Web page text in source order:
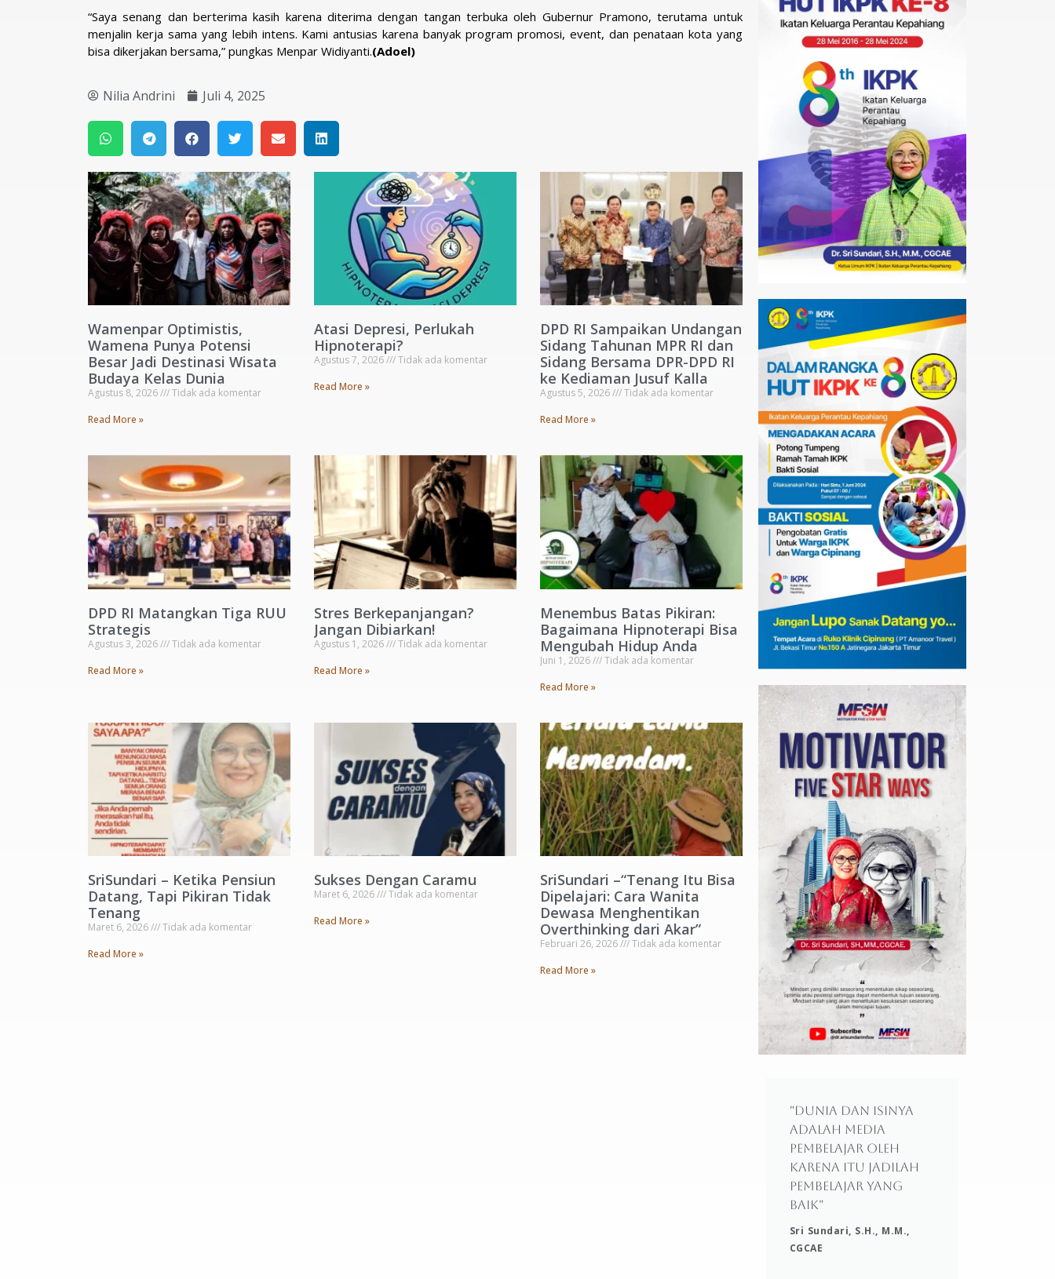
“Saya senang dan berterima kasih karena diterima dengan tangan terbuka oleh Gubernur Pramono, terutama untuk
menjalin kerja sama yang lebih intens. Kami antusias karena banyak program promosi, event, dan penataan kota yang
bisa dikerjakan bersama,” pungkas Menpar Widiyanti.(Adoel)
Nilia Andrini Juli 4, 2025
Wamenpar Optimistis,
Wamena Punya Potensi
Besar Jadi Destinasi Wisata
Budaya Kelas Dunia
Agustus 8, 2026
Tidak ada komentar
Read More »
Atasi Depresi, Perlukah
Hipnoterapi?
Agustus 7, 2026
Tidak ada komentar
Read More »
DPD RI Sampaikan Undangan
Sidang Tahunan MPR RI dan
Sidang Bersama DPR-DPD RI
ke Kediaman Jusuf Kalla
Agustus 5, 2026
Tidak ada komentar
Read More »
DPD RI Matangkan Tiga RUU
Strategis
Agustus 3, 2026
Tidak ada komentar
Read More »
Stres Berkepanjangan?
Jangan Dibiarkan!
Agustus 1, 2026
Tidak ada komentar
Read More »
Menembus Batas Pikiran:
Bagaimana Hipnoterapi Bisa
Mengubah Hidup Anda
Juni 1, 2026
Tidak ada komentar
Read More »
SriSundari – Ketika Pensiun
Datang, Tapi Pikiran Tidak
Tenang
Maret 6, 2026
Tidak ada komentar
Read More »
Sukses Dengan Caramu
Maret 6, 2026
Tidak ada komentar
Read More »
SriSundari –“Tenang Itu Bisa
Dipelajari: Cara Wanita
Dewasa Menghentikan
Overthinking dari Akar”
Februari 26, 2026
Tidak ada komentar
Read More »
"Dunia dan isinya
adalah media
pembelajar oleh
karena itu jadilah
pembelajar yang
baik"
Sri Sundari, S.H., M.M.,
CGCAE